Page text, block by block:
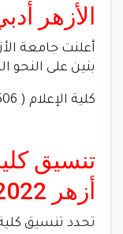
الأزهر أدبي
أعلنت جامعة
بنين على النحو
كلية الإعلام ( 506 ) درجة بنسبة 80.32%
تنسيق
أزهر 2022
تحدد تنسيق كلية